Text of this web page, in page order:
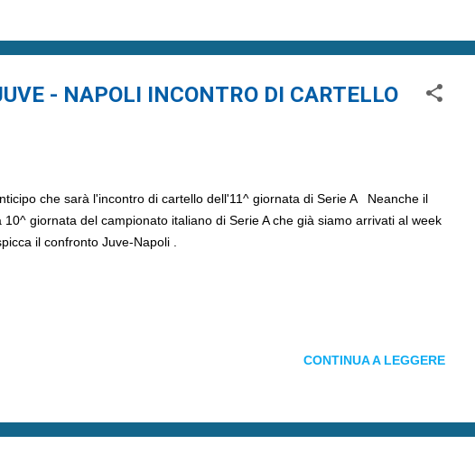
- NAPOLI INCONTRO DI CARTELLO
che sarà l'incontro di cartello dell'11^ giornata di Serie A Neanche il
giornata del campionato italiano di Serie A che già siamo arrivati al week
il confronto Juve-Napoli .
CONTINUA A LEGGERE